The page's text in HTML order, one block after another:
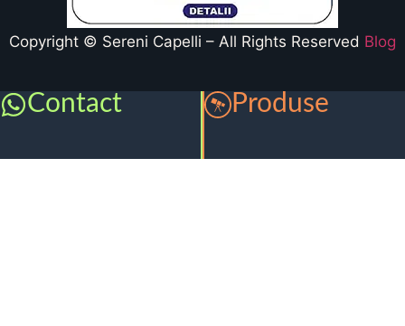
Copyright © Sereni Capelli – All Rights Reserved Blog
Contact Produse